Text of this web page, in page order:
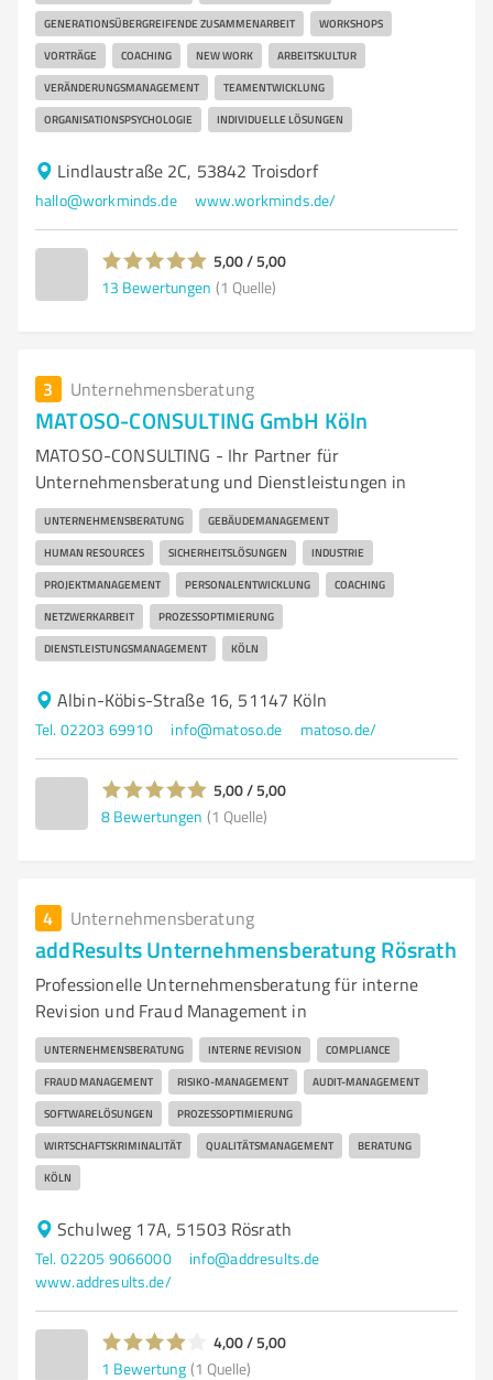
GENERATIONSÜBERGREIFENDE ZUSAMMENARBEIT WORKSHOPS
VORTRÄGE COACHING NEW WORK ARBEITSKULTUR
VERÄNDERUNGSMANAGEMENT TEAMENTWICKLUNG
ORGANISATIONSPSYCHOLOGIE INDIVIDUELLE LÖSUNGEN
Lindlaustraße 2C, 53842 Troisdorf
hallo@workminds.de www.workminds.de/
5,00 / 5,00
13 Bewertungen (1 Quelle)
3 Unternehmensberatung
MATOSO-CONSULTING GmbH Köln
MATOSO-CONSULTING - Ihr Partner für
Unternehmensberatung und Dienstleistungen in
UNTERNEHMENSBERATUNG GEBÄUDEMANAGEMENT
HUMAN RESOURCES SICHERHEITSLÖSUNGEN INDUSTRIE
PROJEKTMANAGEMENT PERSONALENTWICKLUNG COACHING
NETZWERKARBEIT PROZESSOPTIMIERUNG
DIENSTLEISTUNGSMANAGEMENT KÖLN
Albin-Köbis-Straße 16, 51147 Köln
Tel. 02203 69910 info@matoso.de matoso.de/
5,00 / 5,00
8 Bewertungen (1 Quelle)
4 Unternehmensberatung
addResults Unternehmensberatung Rösrath
Professionelle Unternehmensberatung für interne
Revision und Fraud Management in
UNTERNEHMENSBERATUNG INTERNE REVISION COMPLIANCE
FRAUD MANAGEMENT RISIKO-MANAGEMENT AUDIT-MANAGEMENT
SOFTWARELÖSUNGEN PROZESSOPTIMIERUNG
WIRTSCHAFTSKRIMINALITÄT QUALITÄTSMANAGEMENT BERATUNG
KÖLN
Schulweg 17A, 51503 Rösrath
Tel. 02205 9066000
info@addresults.de
www.addresults.de/
4,00 / 5,00
1 Bewertung (1 Quelle)